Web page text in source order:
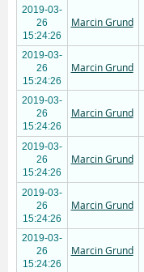
2019-03-
26
15:24:26
Marcin Grund
2019-03-
26
15:24:26
Marcin Grund
2019-03-
26
15:24:26
Marcin Grund
2019-03-
26
15:24:26
Marcin Grund
2019-03-
26
15:24:26
Marcin Grund
2019-03-
26
15:24:26
Marcin Grund